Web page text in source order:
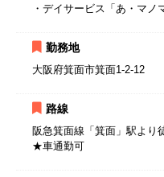
・デイサービス「あ・マノ
勤務地
大阪府箕面市箕面1-2-12
路線
阪急箕面線「箕面」駅より
★車通勤可